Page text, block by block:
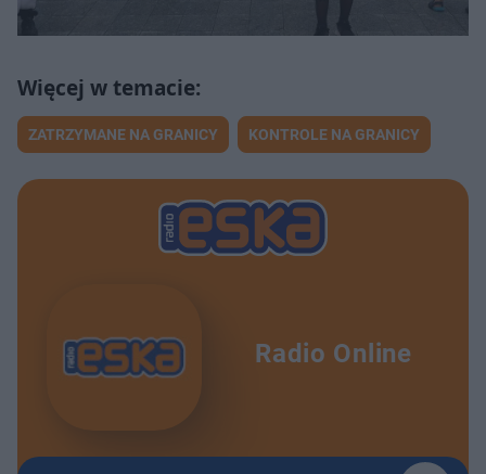
ZATRZYMANE NA GRANICY KONTROLE NA GRANICY
Radio Online